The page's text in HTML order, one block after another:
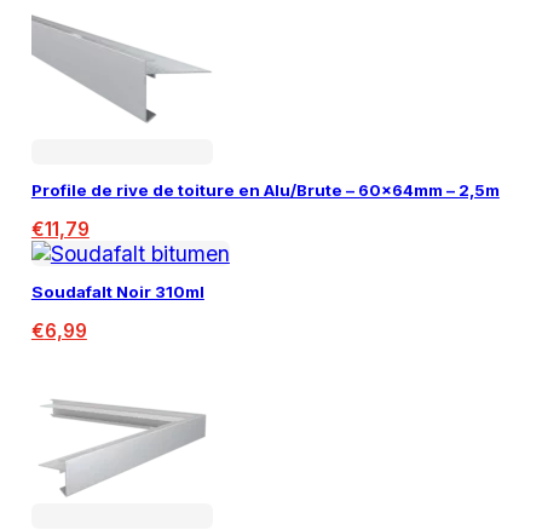
Profile de rive de toiture en Alu/Brute – 60x64mm – 2,5m
€11,79
Soudafalt Noir 310ml
€6,99